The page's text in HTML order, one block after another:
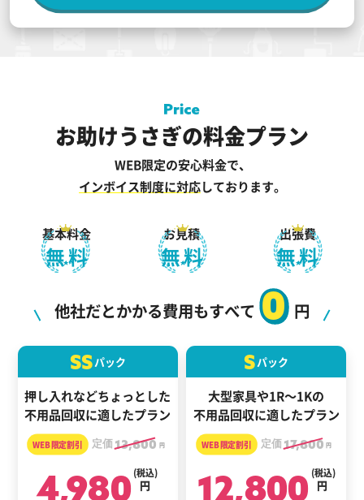
お助けうさぎの料金プラン
WEB限定の安心料金で、
インボイス制度に対応しております。
基本料金
無料
お見積
無料
出張費
無料
他社だとかかる費用もすべて
0
円
SSパック
押し入れなどちょっとした
不用品回収に適したプラン
定価13,800 円
4,980 円
(税込)
Sパック
大型家具や1R～1Kの
不用品回収に適したプラン
定価17,800 円
12,800 円
(税込)